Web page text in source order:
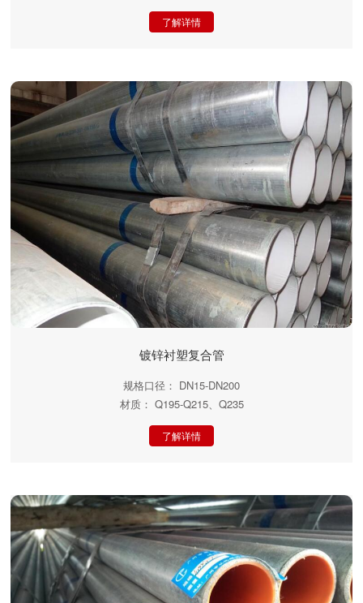
了解详情
镀锌衬塑复合管
规格口径： DN15-DN200
材质： Q195-Q215、Q235
了解详情